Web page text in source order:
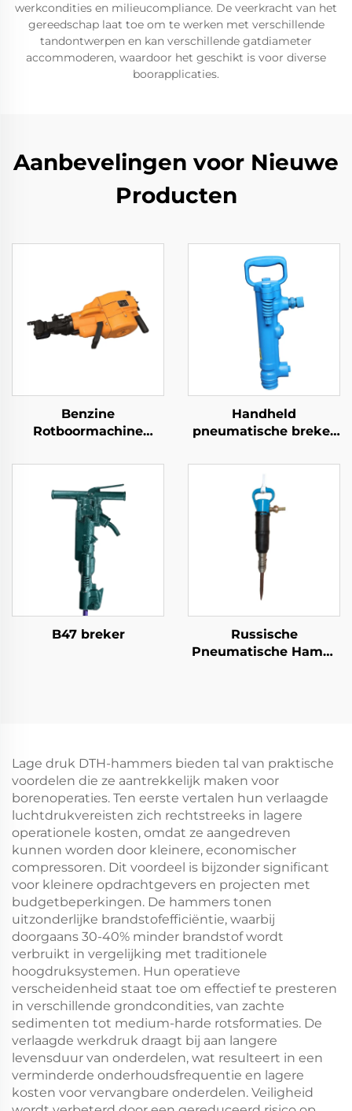
werkcondities en milieucompliance. De veerkracht van het
gereedschap laat toe om te werken met verschillende
tandontwerpen en kan verschillende gatdiameter
accommoderen, waardoor het geschikt is voor diverse
boorapplicaties.
Aanbevelingen voor Nieuwe
Producten
Benzine
Rotboormachine
Rotboor Draagbare
Jack Hammer
Handheld
pneumatische breker
pneumatische
pikhouweel
B47 breker
Russische
Pneumatische Hamer
Lage druk DTH-hammers bieden tal van praktische
voordelen die ze aantrekkelijk maken voor
borenoperaties. Ten eerste vertalen hun verlaagde
luchtdrukvereisten zich rechtstreeks in lagere
operationele kosten, omdat ze aangedreven
kunnen worden door kleinere, economischer
compressoren. Dit voordeel is bijzonder significant
voor kleinere opdrachtgevers en projecten met
budgetbeperkingen. De hammers tonen
uitzonderlijke brandstofefficiëntie, waarbij
doorgaans 30-40% minder brandstof wordt
verbruikt in vergelijking met traditionele
hoogdruksystemen. Hun operatieve
verscheidenheid staat toe om effectief te presteren
in verschillende grondcondities, van zachte
sedimenten tot medium-harde rotsformaties. De
verlaagde werkdruk draagt bij aan langere
levensduur van onderdelen, wat resulteert in een
verminderde onderhoudsfrequentie en lagere
kosten voor vervangbare onderdelen. Veiligheid